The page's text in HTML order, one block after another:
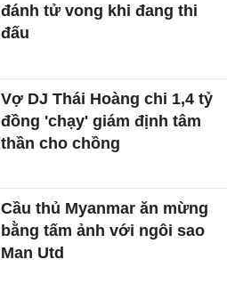
Cầu thủ Thái Lan bị sét
đánh tử vong khi đang thi
đấu